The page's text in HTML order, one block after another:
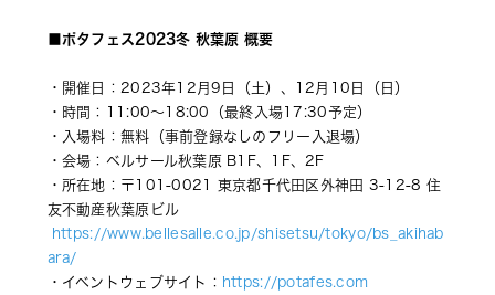
■ポタフェス2023冬 秋葉原 概要
・開催日：2023年12月9日（土）、12月10日（日）
・時間：11:00～18:00（最終入場17:30予定）
・入場料：無料（事前登録なしのフリー入退場）
・会場：ベルサール秋葉原 B1F、1F、2F
・所在地：〒101-0021 東京都千代田区外神田 3-12-8 住
友不動産秋葉原ビル
https://www.bellesalle.co.jp/shisetsu/tokyo/bs_akihab
ara/
・イベントウェブサイト： https://potafes.com